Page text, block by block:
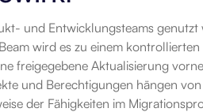
und Entwicklungsteams genutzt
wird es zu einem kontrollierten
freigegebene Aktualisierung
und Berechtigungen hängen
der Fähigkeiten im